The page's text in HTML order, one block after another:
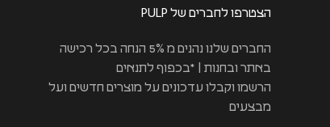
הצטרפו לחברים של PULP
החברים שלנו נהנים מ 5% הנחה בכל רכישה
באתר ובחנות | *בכפוף לתנאים
הרשמו וקבלו עדכונים על מוצרים חדשים ועל
מבצעים